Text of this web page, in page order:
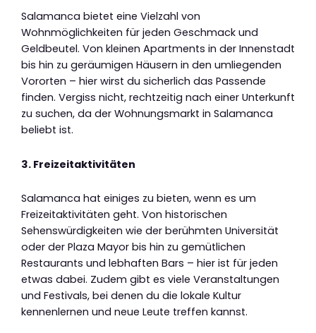
Salamanca bietet eine Vielzahl von
Wohnmöglichkeiten für jeden Geschmack und
Geldbeutel. Von kleinen Apartments in der Innenstadt
bis hin zu geräumigen Häusern in den umliegenden
Vororten – hier wirst du sicherlich das Passende
finden. Vergiss nicht, rechtzeitig nach einer Unterkunft
zu suchen, da der Wohnungsmarkt in Salamanca
beliebt ist.
3. Freizeitaktivitäten
Salamanca hat einiges zu bieten, wenn es um
Freizeitaktivitäten geht. Von historischen
Sehenswürdigkeiten wie der berühmten Universität
oder der Plaza Mayor bis hin zu gemütlichen
Restaurants und lebhaften Bars – hier ist für jeden
etwas dabei. Zudem gibt es viele Veranstaltungen
und Festivals, bei denen du die lokale Kultur
kennenlernen und neue Leute treffen kannst.